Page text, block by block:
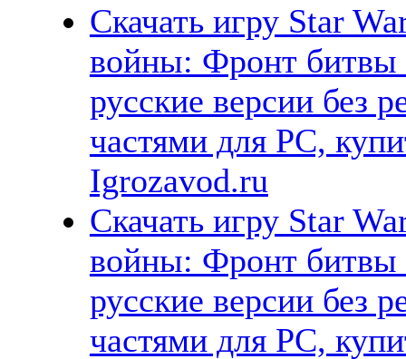
Скачать игру Star
войны: Фронт битвы
русские версии без
частями для PC,
Igrozavod.ru
Скачать игру Star
войны: Фронт битвы
русские версии без
частями для PC,